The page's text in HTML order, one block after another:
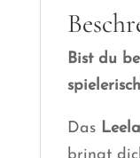
Bist du
Das